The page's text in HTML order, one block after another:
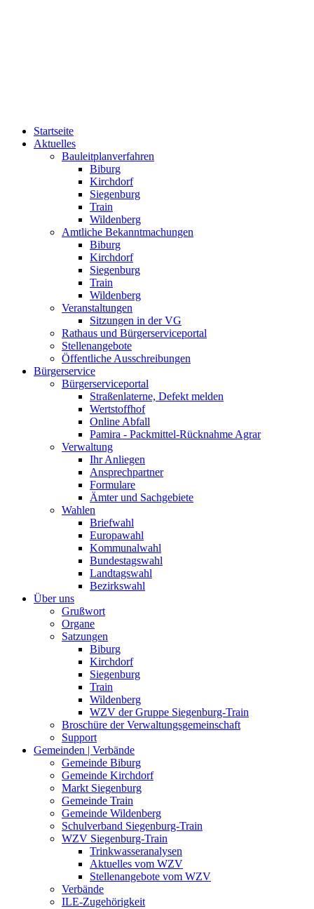
Startseite
Aktuelles
Bauleitplanverfahren
Biburg
Kirchdorf
Siegenburg
Train
Wildenberg
Amtliche Bekanntmachungen
Biburg
Kirchdorf
Siegenburg
Train
Wildenberg
Veranstaltungen
Sitzungen in der VG
Rathaus und Bürgerserviceportal
Stellenangebote
Öffentliche Ausschreibungen
Bürgerservice
Bürgerserviceportal
Straßenlaterne, Defekt melden
Wertstoffhof
Online Abfall
Pamira - Packmittel-Rücknahme Agrar
Verwaltung
Ihr Anliegen
Ansprechpartner
Formulare
Ämter und Sachgebiete
Wahlen
Briefwahl
Europawahl
Kommunalwahl
Bundestagswahl
Landtagswahl
Bezirkswahl
Über uns
Grußwort
Organe
Satzungen
Biburg
Kirchdorf
Siegenburg
Train
Wildenberg
WZV der Gruppe Siegenburg-Train
Broschüre der Verwaltungsgemeinschaft
Support
Gemeinden | Verbände
Gemeinde Biburg
Gemeinde Kirchdorf
Markt Siegenburg
Gemeinde Train
Gemeinde Wildenberg
Schulverband Siegenburg-Train
WZV Siegenburg-Train
Trinkwasseranalysen
Aktuelles vom WZV
Stellenangebote vom WZV
Verbände
ILE-Zugehörigkeit